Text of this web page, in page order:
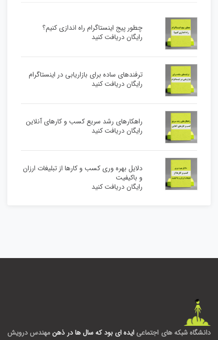
چطور پیج اینستاگرام راه اندازی کنیم؟
رایگان دریافت کنید
ترفندهای ساده برای بازاریابی در اینستاگرام
رایگان دریافت کنید
راهکارهای رشد سریع کسب و کارهای آنلاین
رایگان دریافت کنید
دلایل بهره وری کسب و کارها از تبلیغات ارزان
و باکیفیت
رایگان دریافت کنید
دانشگاه شبکه های اجتماعی ایده ای بود که سال ها در ذهنمهندس درویش